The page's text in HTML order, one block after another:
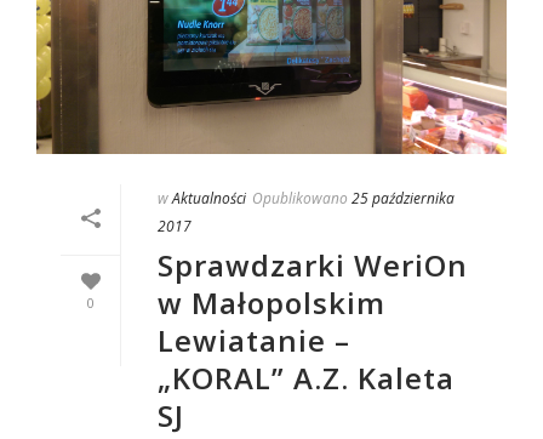
0
wAktualności Opublikowano 25 października
2017
Sprawdzarki WeriOn
w Małopolskim
Lewiatanie –
„KORAL” A.Z. Kaleta
SJ